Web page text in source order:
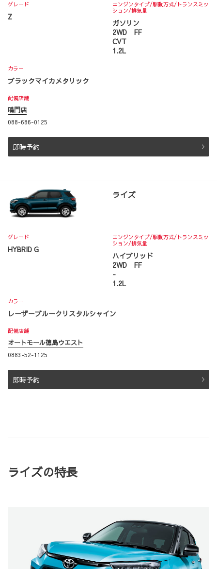
グレード
Z
エンジンタイプ/駆動方式/ トランスミッ
ション/排気量
ガソリン
2WD FF
CVT
1.2L
カラー
ブラックマイカメタリック
配備店舗
鳴門店
088-686-0125
即時予約
ライズ
グレード
HYBRID G
エンジンタイプ/駆動方式/ トランスミッ
ション/排気量
ハイブリッド
2WD FF
-
1.2L
カラー
レーザーブルークリスタルシャイン
配備店舗
オートモール徳島ウエスト
0883-52-1125
即時予約
ライズの特長